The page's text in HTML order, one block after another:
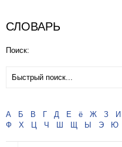
СЛОВАРЬ
Поиск:
А Б В Г Д Е ё Ж З И
Ф
Х Ц Ч Ш Щ Ы Э Ю